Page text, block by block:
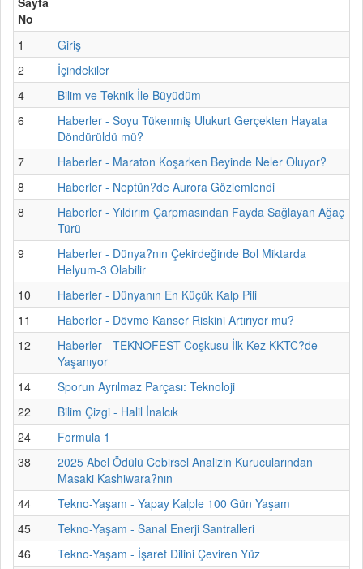
No
1
Giriş
2
İçindekiler
4
Bilim ve Teknik İle Büyüdüm
6
Haberler - Soyu Tükenmiş Ulukurt Gerçekten Hayata
Döndürüldü mü?
7
Haberler - Maraton Koşarken Beyinde Neler Oluyor?
8
Haberler - Neptün?de Aurora Gözlemlendi
8
Haberler - Yıldırım Çarpmasından Fayda Sağlayan Ağaç
Türü
9
Haberler - Dünya?nın Çekirdeğinde Bol Miktarda
Helyum-3 Olabilir
10
Haberler - Dünyanın En Küçük Kalp Pili
11
Haberler - Dövme Kanser Riskini Artırıyor mu?
12
Haberler - TEKNOFEST Coşkusu İlk Kez KKTC?de
Yaşanıyor
14
Sporun Ayrılmaz Parçası: Teknoloji
22
Bilim Çizgi - Halil İnalcık
24
Formula 1
38
2025 Abel Ödülü Cebirsel Analizin Kurucularından
Masaki Kashiwara?nın
44
Tekno-Yaşam - Yapay Kalple 100 Gün Yaşam
45
Tekno-Yaşam - Sanal Enerji Santralleri
46
Tekno-Yaşam - İşaret Dilini Çeviren Yüz